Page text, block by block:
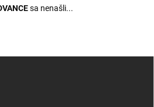
sa nenašli...